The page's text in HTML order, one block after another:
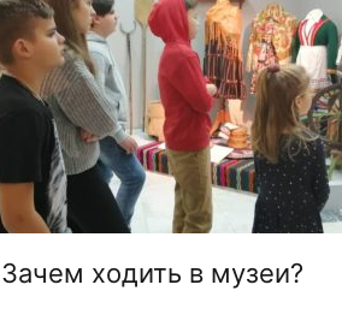
Зачем ходить в музеи?